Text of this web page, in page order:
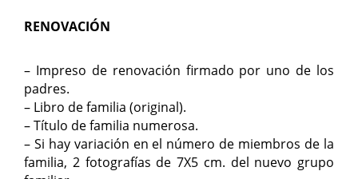
RENOVACIÓN
– Impreso de renovación firmado por uno de los
padres.
– Libro de familia (original).
– Título de familia numerosa.
– Si hay variación en el número de miembros de la
familia, 2 fotografías de 7X5 cm. del nuevo grupo